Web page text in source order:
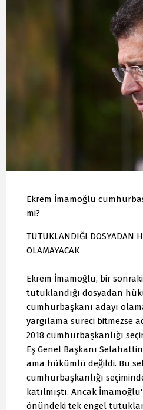
Ekrem İmamoğlu
mi?
TUTUKLANDIĞI DOSYADAN
OLAMAYACAK
Ekrem İmamoğlu, bir
tutuklandığı dosyadan
cumhurbaşkanı adayı
yargılama süreci bitmezse
2018 cumhurbaşkanlığı
Eş Genel Başkanı
ama hükümlü değildi. Bu
cumhurbaşkanlığı
katılmıştı. Ancak
önündeki tek engel